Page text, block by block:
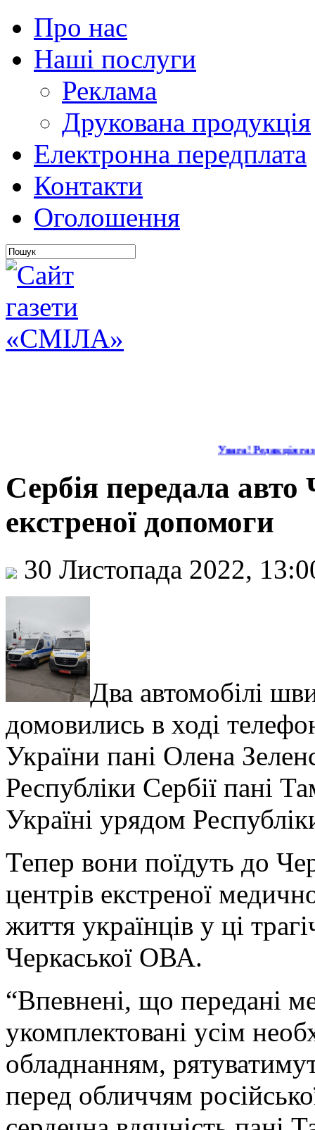
Про нас
Наші послуги
Реклама
Друкована продукція
Електронна передплата
Контакти
Оголошення
Увага! Редакція
Сербія передала
екстреної допомоги
30 Листопада 2022,
Два автомобілі
домовились в ході
України пані Олена
Республіки Сербії пані
Україні урядом
Тепер вони поїдуть до
центрів екстреної
життя українців у ці
Черкаської ОВА.
“Впевнені, що передані
укомплектовані усім
обладнанням,
перед обличчям